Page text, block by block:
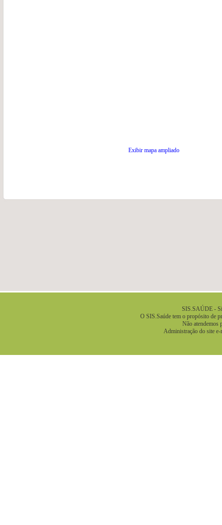
Exibir mapa ampliado
SIS.SAÚDE -
O SIS.Saúde tem o propósito de
Não atendemos
Administração do site